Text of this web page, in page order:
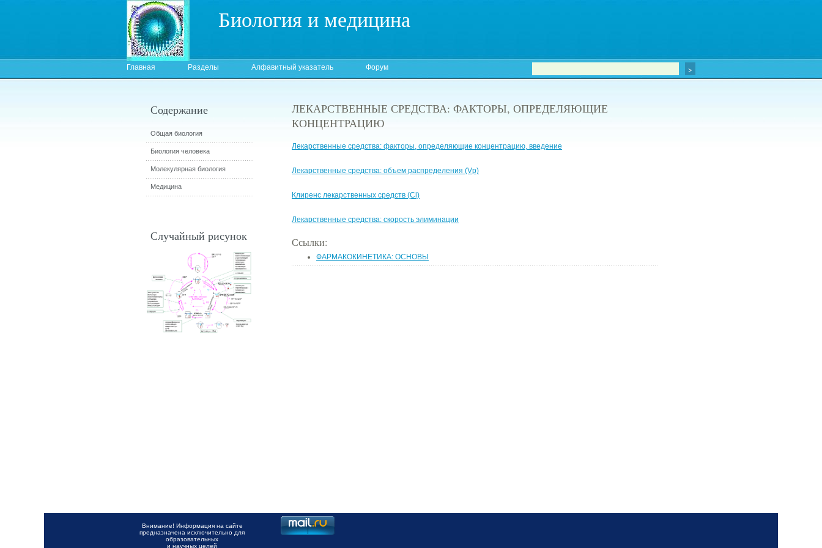
Биология и медицина
Главная Разделы Алфавитный указатель Форум
ЛЕКАРСТВЕННЫЕ СРЕДСТВА: ФАКТОРЫ, ОПРЕДЕЛЯЮЩИЕ
КОНЦЕНТРАЦИЮ
Лекарственные средства: факторы, определяющие концентрацию, введение
Лекарственные средства: объем распределения (Vр)
Клиренс лекарственных средств (Cl)
Лекарственные средства: скорость элиминации
Ссылки:
ФАРМАКОКИНЕТИКА: ОСНОВЫ
Содержание
Общая биология
Биология человека
Молекулярная биология
Медицина
Случайный рисунок
Внимание! Информация на сайте
предназначена исключительно для
образовательных
и научных целей